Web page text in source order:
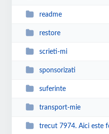
readme
restore
scrieti-mi
sponsorizati
suferinte
transport-mie
trecut 7974. Aici este foarte indescifrabil. Aici martie